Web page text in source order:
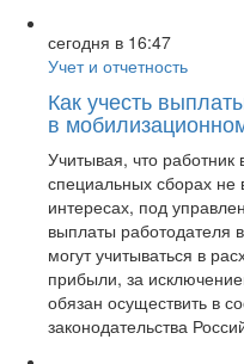
сегодня в 16:47
Учет и отчетность
Как учесть
в
Учитывая, что
специальных сборах
интересах, под
выплаты работодателя
могут учитываться в
прибыли, за
обязан осуществить в
законодательства